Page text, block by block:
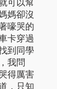
媽卻沒
嚎哭的
卡穿過
到同學
我問
得厲害
，只知